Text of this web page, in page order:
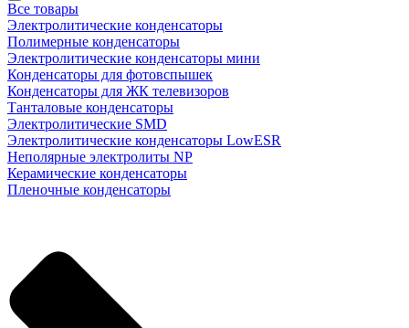
Все товары
Электролитические конденсаторы
Полимерные конденсаторы
Электролитические конденсаторы мини
Конденсаторы для фотовспышек
Конденсаторы для ЖК телевизоров
Танталовые конденсаторы
Электролитические SMD
Электролитические конденсаторы LowESR
Неполярные электролиты NP
Керамические конденсаторы
Пленочные конденсаторы